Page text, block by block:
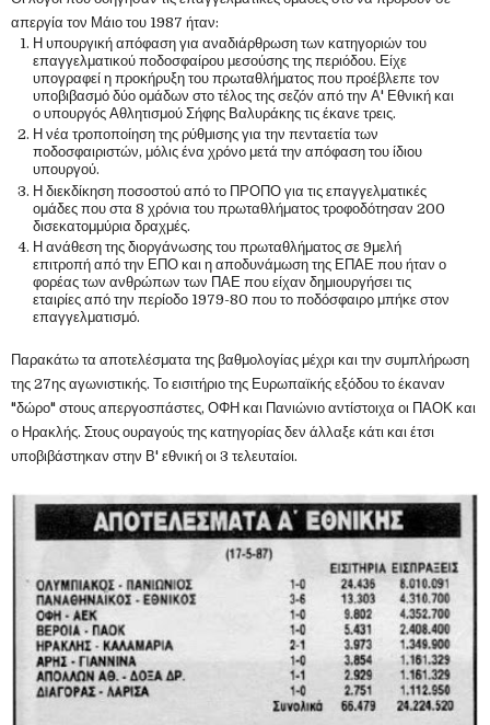
απεργία τον Μάιο του 1987 ήταν:
Η υπουργική απόφαση για αναδιάρθρωση των κατηγοριών του
επαγγελματικού ποδοσφαίρου μεσούσης της περιόδου. Είχε
υπογραφεί η προκήρυξη του πρωταθλήματος που προέβλεπε τον
υποβιβασμό δύο ομάδων στο τέλος της σεζόν από την Α' Εθνική και
ο υπουργός Αθλητισμού Σήφης Βαλυράκης τις έκανε τρεις.
Η νέα τροποποίηση της ρύθμισης για την πενταετία των
ποδοσφαιριστών, μόλις ένα χρόνο μετά την απόφαση του ίδιου
υπουργού.
Η διεκδίκηση ποσοστού από το ΠΡΟΠΟ για τις επαγγελματικές
ομάδες που στα 8 χρόνια του πρωταθλήματος τροφοδότησαν 200
δισεκατομμύρια δραχμές.
Η ανάθεση της διοργάνωσης του πρωταθλήματος σε 9μελή
επιτροπή από την ΕΠΟ και η αποδυνάμωση της ΕΠΑΕ που ήταν ο
φορέας των ανθρώπων των ΠΑΕ που είχαν δημιουργήσει τις
εταιρίες από την περίοδο 1979-80 που το ποδόσφαιρο μπήκε στον
επαγγελματισμό.
Παρακάτω τα αποτελέσματα της βαθμολογίας μέχρι και την συμπλήρωση
της 27ης αγωνιστικής. Το εισιτήριο της Ευρωπαϊκής εξόδου το έκαναν
"δώρο" στους απεργοσπάστες, ΟΦΗ και Πανιώνιο αντίστοιχα οι ΠΑΟΚ και
ο Ηρακλής. Στους ουραγούς της κατηγορίας δεν άλλαξε κάτι και έτσι
υποβιβάστηκαν στην Β' εθνική οι 3 τελευταίοι.